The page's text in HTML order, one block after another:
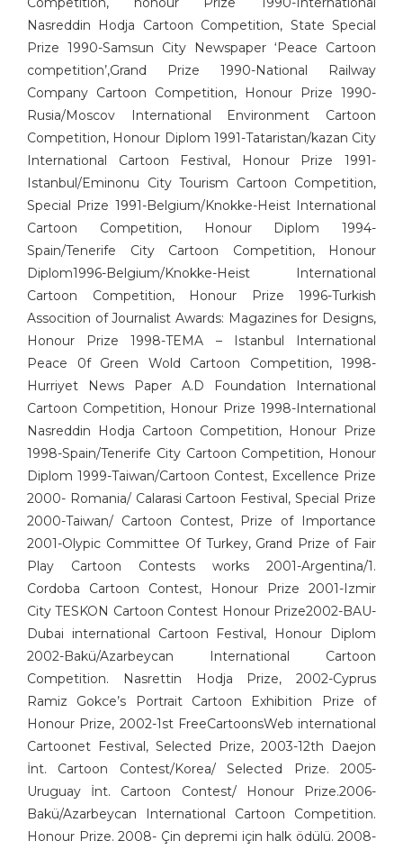
Engin Boğaz
Eray Özbek
Ercan Akyol
Ercan Baysal
Erdoğan Başol
Erdoğan Bozok
Ergin Gülen
Ergün Gündüz
Erol Büyükmeriç
Ertan Türkmen
Fahriye Çıtaklı
Fahri Eyican
Ferruh Doğan
Fethi Gürcan Mermertaş
Gürbüz Doğan Ekşioğlu
Gürcan Gürsel
Gürcan Özkan
H. Yeliz ÇAKIR
Hakan Sümer
Halil İ. Yıldırım
Hamit Gış
Hamza Akın
Hande Dilek Akçam
Hasan Gümüş
Hasan Halit Şekerci
Hasan Yurdagün Göker
Hüseyin Aslan
İbrahim Atabey
İbrahim Tuncay
İlban Ertem
İlhan Değirmenci
İrfan Özüdoğru
İrfan Sayar
Nasreddin Hodja Cartoon Competition, State Special
Prize 1990-Samsun City Newspaper ‘Peace Cartoon
competition’,Grand Prize 1990-National Railway
Company Cartoon Competition, Honour Prize 1990-
Rusia/Moscov International Environment Cartoon
Competition, Honour Diplom 1991-Tataristan/kazan City
International Cartoon Festival, Honour Prize 1991-
Istanbul/Eminonu City Tourism Cartoon Competition,
Special Prize 1991-Belgium/Knokke-Heist International
Cartoon Competition, Honour Diplom 1994-
Spain/Tenerife City Cartoon Competition, Honour
Diplom1996-Belgium/Knokke-Heist International
Cartoon Competition, Honour Prize 1996-Turkish
Assocition of Journalist Awards: Magazines for Designs,
Honour Prize 1998-TEMA – Istanbul International
Peace 0f Green Wold Cartoon Competition, 1998-
Hurriyet News Paper A.D Foundation International
Cartoon Competition, Honour Prize 1998-International
Nasreddin Hodja Cartoon Competition, Honour Prize
1998-Spain/Tenerife City Cartoon Competition, Honour
Diplom 1999-Taiwan/Cartoon Contest, Excellence Prize
2000- Romania/ Calarasi Cartoon Festival, Special Prize
2000-Taiwan/ Cartoon Contest, Prize of Importance
2001-Olypic Committee Of Turkey, Grand Prize of Fair
Play Cartoon Contests works 2001-Argentina/1.
Cordoba Cartoon Contest, Honour Prize 2001-Izmir
City TESKON Cartoon Contest Honour Prize2002-BAU-
Dubai international Cartoon Festival, Honour Diplom
2002-Bakü/Azarbeycan International Cartoon
Competition. Nasrettin Hodja Prize, 2002-Cyprus
Ramiz Gokce’s Portrait Cartoon Exhibition Prize of
Honour Prize, 2002-1st FreeCartoonsWeb international
Cartoonet Festival, Selected Prize, 2003-12th Daejon
İnt. Cartoon Contest/Korea/ Selected Prize. 2005-
Uruguay İnt. Cartoon Contest/ Honour Prize.2006-
Bakü/Azarbeycan International Cartoon Competition.
Honour Prize. 2008- Çin depremi için halk ödülü. 2008-